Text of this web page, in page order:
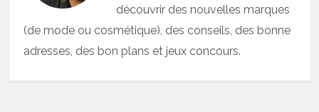
découvrir des nouvelles marques
(de mode ou cosmétique), des conseils, des bonne
adresses, des bon plans et jeux concours.